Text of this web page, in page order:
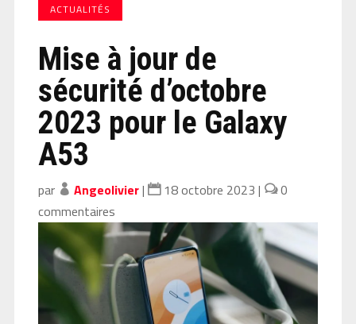
ACTUALITÉS
Mise à jour de
sécurité d’octobre
2023 pour le Galaxy
A53
par Angeolivier| 18 octobre 2023 |
0
commentaires